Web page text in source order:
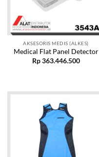
AKSESORIS MEDIS (ALKES)
Medical Flat Panel Detector
Rp363.446.500